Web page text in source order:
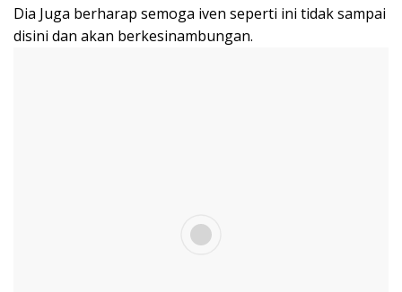
Dia Juga berharap semoga iven seperti ini tidak sampai
disini dan akan berkesinambungan.